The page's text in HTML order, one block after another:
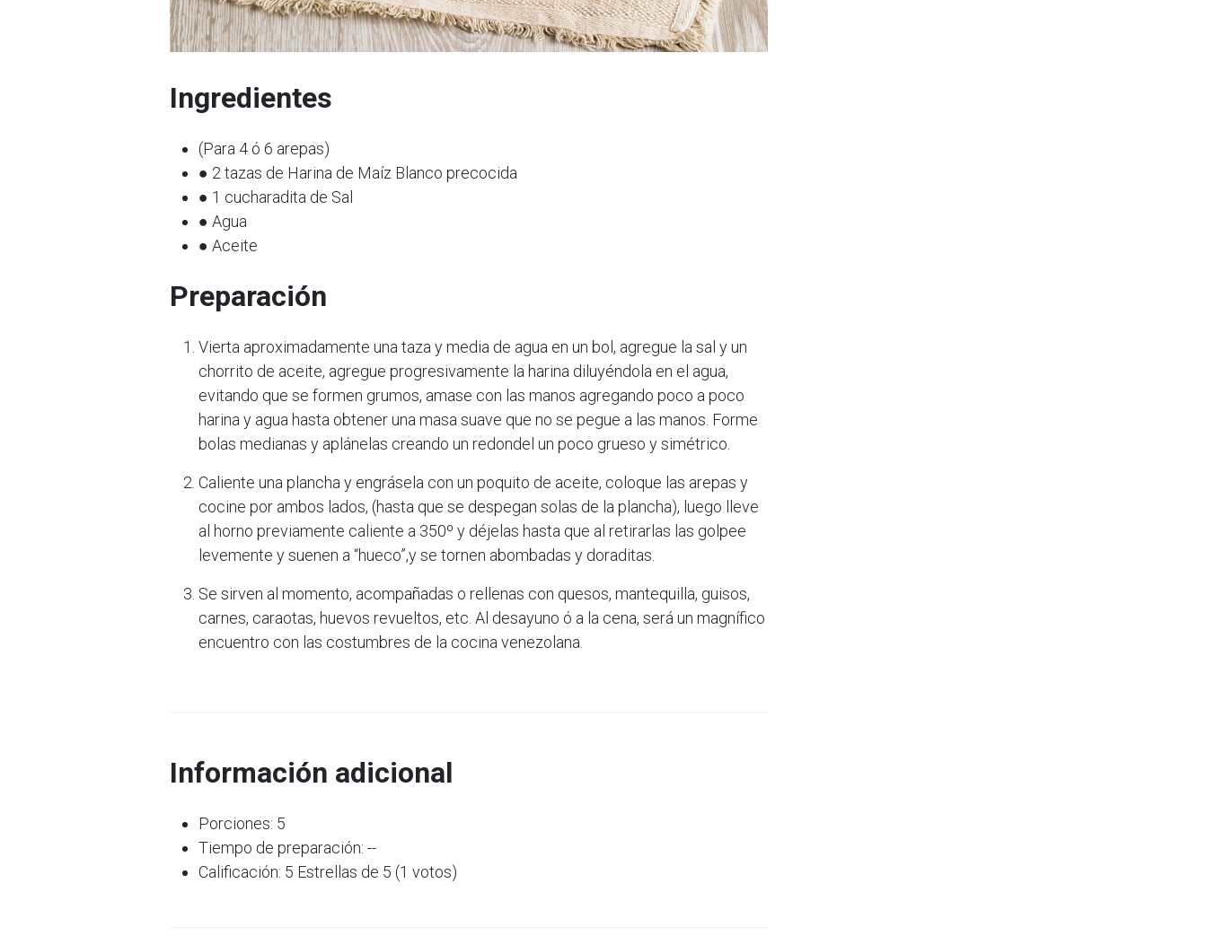
Ingredientes
(Para 4 ó 6 arepas)
● 2 tazas de Harina de Maíz Blanco precocida
● 1 cucharadita de Sal
● Agua
● Aceite
Preparación
Vierta aproximadamente una taza y media de agua en un bol, agregue la sal y un
chorrito de aceite, agregue progresivamente la harina diluyéndola en el agua,
evitando que se formen grumos, amase con las manos agregando poco a poco
harina y agua hasta obtener una masa suave que no se pegue a las manos. Forme
bolas medianas y aplánelas creando un redondel un poco grueso y simétrico.
Caliente una plancha y engrásela con un poquito de aceite, coloque las arepas y
cocine por ambos lados, (hasta que se despegan solas de la plancha), luego lleve
al horno previamente caliente a 350º y déjelas hasta que al retirarlas las golpee
levemente y suenen a “hueco”,y se tornen abombadas y doraditas.
Se sirven al momento, acompañadas o rellenas con quesos, mantequilla, guisos,
carnes, caraotas, huevos revueltos, etc. Al desayuno ó a la cena, será un magnífico
encuentro con las costumbres de la cocina venezolana.
Información adicional
Porciones: 5
Tiempo de preparación: --
Calificación: 5 Estrellas de 5 (1 votos)